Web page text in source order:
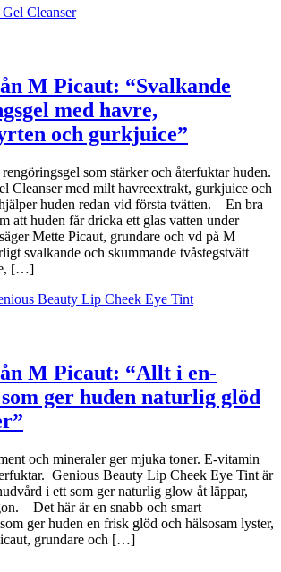
M Picaut: “Svalkande
med havre,
och gurkjuice”
som stärker och återfuktar huden.
Cleanser med milt havreextrakt, gurkjuice och
huden redan vid första tvätten. – En bra
att huden får dricka ett glas vatten under
Mette Picaut, grundare och vd på M
svalkande och skummande tvåstegstvätt
[…]
M Picaut: “Allt i en-
ger huden naturlig glöd
och mineraler ger mjuka toner. E-vitamin
Genious Beauty Lip Cheek Eye Tint är
i ett som ger naturlig glow åt läppar,
– Det här är en snabb och smart
ger huden en frisk glöd och hälsosam lyster,
grundare och […]